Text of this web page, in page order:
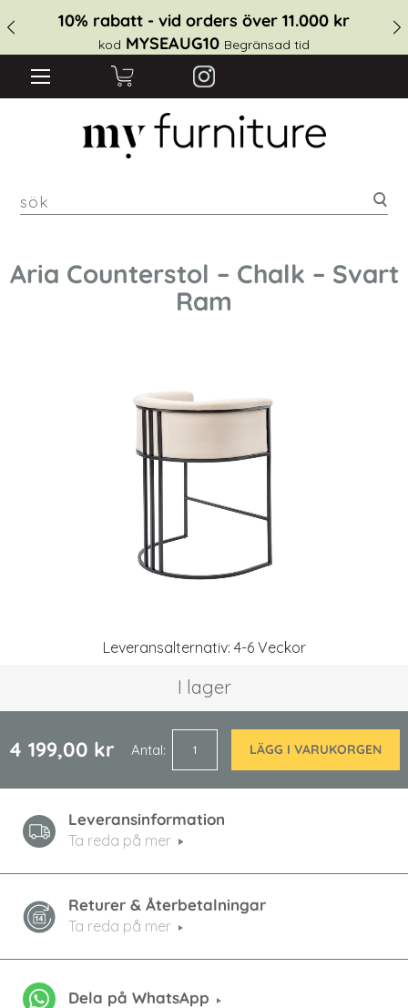
10% rabatt - vid orders över 11.000 kr
kod MYSEAUG10 Begränsad tid
Aria Counterstol – Chalk – Svart
Ram
Leveransalternativ: 4-6 Veckor
I lager
4 199,00 kr Antal LÄGG I VARUKORGEN
Leveransinformation
Ta reda på mer
Returer & Återbetalningar
Ta reda på mer
Dela på WhatsApp